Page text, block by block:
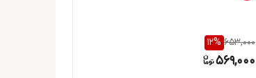
653,000
12%
569,000